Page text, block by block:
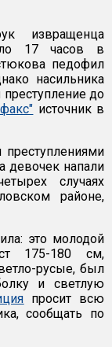
извращенца
17 часов в
педофил
насильника
до
источник в
девочек напали
случаях
районе,
это молодой
175-180 см,
русые, был
и светлую
просит всю
сообщать по